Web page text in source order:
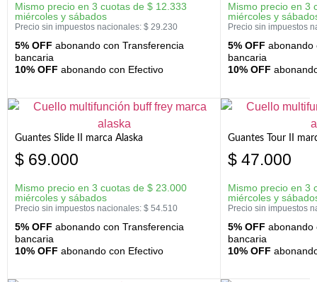
Mismo precio en 3 cuotas de $ 12.333
miércoles y sábados
Precio sin impuestos nacionales: $ 29.230
5% OFF abonando con Transferencia
bancaria
10% OFF abonando con Efectivo
Mismo precio en 3
miércoles y
Precio sin impuestos
5% OFF abonando
bancaria
10% OFF
Guantes Slide II marca Alaska
$ 69.000
Mismo precio en 3 cuotas de $ 23.000
miércoles y sábados
Precio sin impuestos nacionales: $ 54.510
5% OFF abonando con Transferencia
bancaria
10% OFF abonando con Efectivo
Guantes Tour II
$ 47.000
Mismo precio en 3
miércoles y
Precio sin impuestos
5% OFF abonando
bancaria
10% OFF